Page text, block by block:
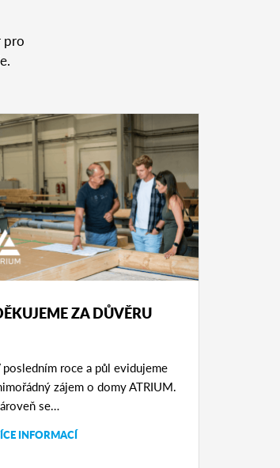
pro
ZA DŮVĚRU
posledním roce a půl evidujeme
zájem o domy ATRIUM.
se…
INFORMACÍ